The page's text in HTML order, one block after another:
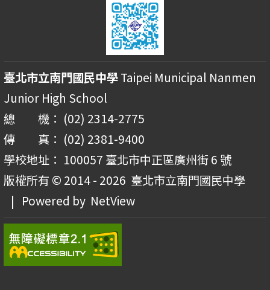
臺北市立南門國民中學Taipei Municipal Nanmen
Junior High School
總 機： (02) 2314-2775
傳 真： (02) 2381-9400
學校地址： 100057 臺北市中正區廣州街 6 號
版權所有 © 2014 - 2026 臺北市立南門國民中學
| Powered by NetView